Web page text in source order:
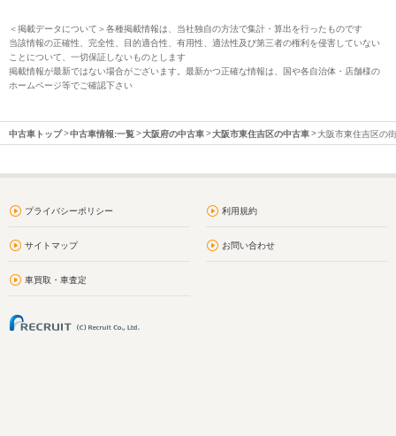
＜掲載データについて＞各種掲載情報は、当社独自の方法で集計・算出を行ったものです
当該情報の正確性、完全性、目的適合性、有用性、適法性及び第三者の権利を侵害していない
ことについて、一切保証しないものとします
掲載情報が最新ではない場合がございます。最新かつ正確な情報は、国や各自治体・店舗様の
ホームページ等でご確認下さい
中古車トップ 中古車情報:一覧 大阪府の中古車 大阪市東住吉区の中古車 大阪市東住吉区の
プライバシーポリシー 利用規約
サイトマップ お問い合わせ
車買取・車査定